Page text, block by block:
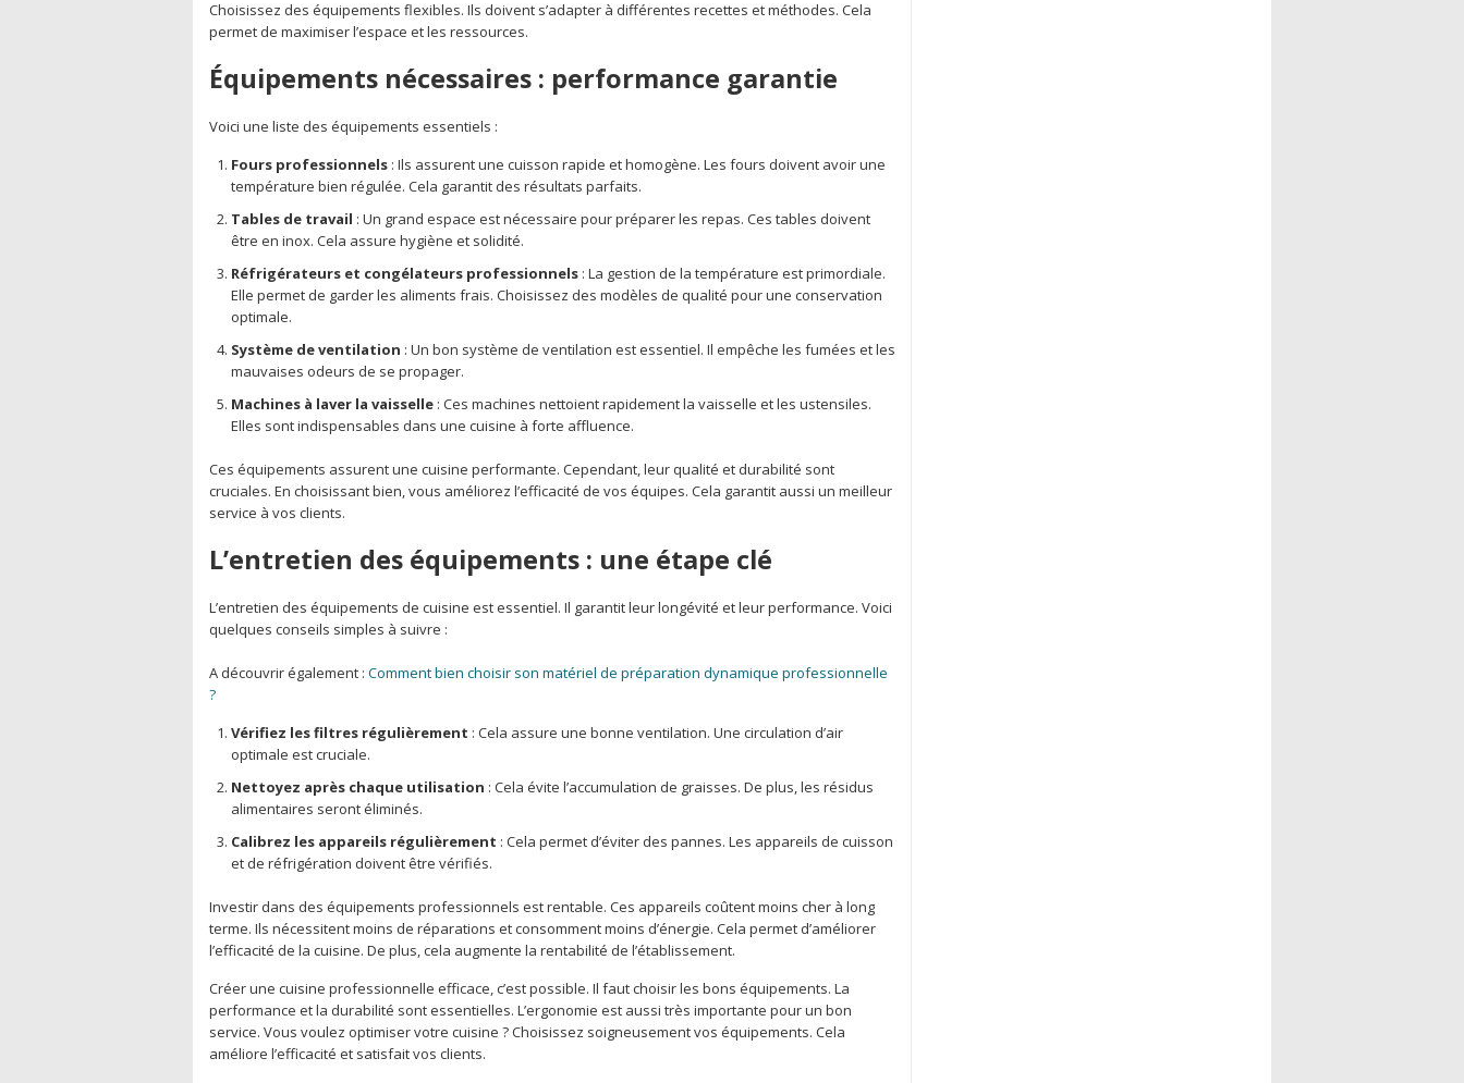
Choisissez des équipements flexibles. Ils doivent s’adapter à différentes recettes et méthodes. Cela
permet de maximiser l’espace et les ressources.
Équipements nécessaires : performance garantie
Voici une liste des équipements essentiels :
Fours professionnels : Ils assurent une cuisson rapide et homogène. Les fours doivent avoir une
température bien régulée. Cela garantit des résultats parfaits.
Tables de travail : Un grand espace est nécessaire pour préparer les repas. Ces tables doivent
être en inox. Cela assure hygiène et solidité.
Réfrigérateurs et congélateurs professionnels : La gestion de la température est primordiale.
Elle permet de garder les aliments frais. Choisissez des modèles de qualité pour une conservation
optimale.
Système de ventilation : Un bon système de ventilation est essentiel. Il empêche les fumées et les
mauvaises odeurs de se propager.
Machines à laver la vaisselle : Ces machines nettoient rapidement la vaisselle et les ustensiles.
Elles sont indispensables dans une cuisine à forte affluence.
Ces équipements assurent une cuisine performante. Cependant, leur qualité et durabilité sont
cruciales. En choisissant bien, vous améliorez l’efficacité de vos équipes. Cela garantit aussi un meilleur
service à vos clients.
L’entretien des équipements : une étape clé
L’entretien des équipements de cuisine est essentiel. Il garantit leur longévité et leur performance. Voici
quelques conseils simples à suivre :
A découvrir également : Comment bien choisir son matériel de préparation dynamique professionnelle
?
Vérifiez les filtres régulièrement : Cela assure une bonne ventilation. Une circulation d’air
optimale est cruciale.
Nettoyez après chaque utilisation : Cela évite l’accumulation de graisses. De plus, les résidus
alimentaires seront éliminés.
Calibrez les appareils régulièrement : Cela permet d’éviter des pannes. Les appareils de cuisson
et de réfrigération doivent être vérifiés.
Investir dans des équipements professionnels est rentable. Ces appareils coûtent moins cher à long
terme. Ils nécessitent moins de réparations et consomment moins d’énergie. Cela permet d’améliorer
l’efficacité de la cuisine. De plus, cela augmente la rentabilité de l’établissement.
Créer une cuisine professionnelle efficace, c’est possible. Il faut choisir les bons équipements. La
performance et la durabilité sont essentielles. L’ergonomie est aussi très importante pour un bon
service. Vous voulez optimiser votre cuisine ? Choisissez soigneusement vos équipements. Cela
améliore l’efficacité et satisfait vos clients.